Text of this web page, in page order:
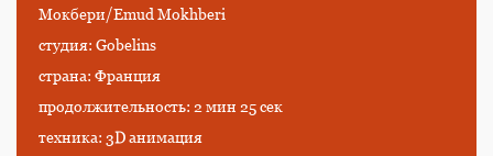
Мокбери/Emud Mokhberi
студия: Gobelins
страна: Франция
продолжительность: 2 мин 25 сек
техника: 3D анимация